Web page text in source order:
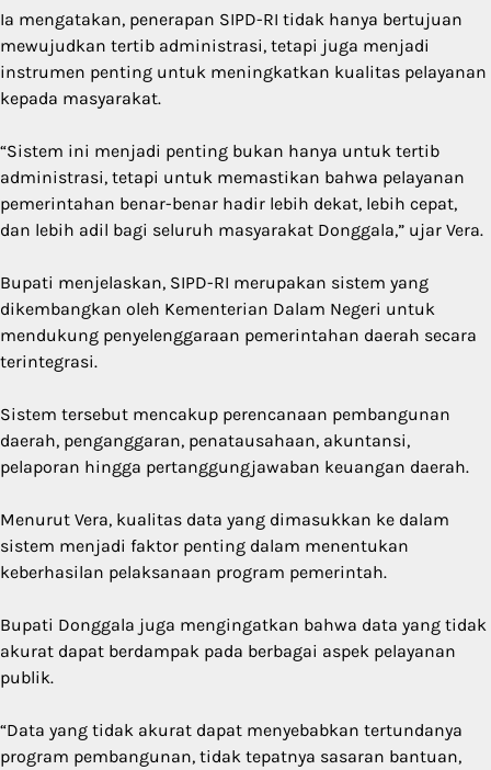
Ia mengatakan, penerapan SIPD-RI tidak hanya bertujuan
mewujudkan tertib administrasi, tetapi juga menjadi
instrumen penting untuk meningkatkan kualitas pelayanan
kepada masyarakat.
“Sistem ini menjadi penting bukan hanya untuk tertib
administrasi, tetapi untuk memastikan bahwa pelayanan
pemerintahan benar-benar hadir lebih dekat, lebih cepat,
dan lebih adil bagi seluruh masyarakat Donggala,” ujar Vera.
Bupati menjelaskan, SIPD-RI merupakan sistem yang
dikembangkan oleh Kementerian Dalam Negeri untuk
mendukung penyelenggaraan pemerintahan daerah secara
terintegrasi.
Sistem tersebut mencakup perencanaan pembangunan
daerah, penganggaran, penatausahaan, akuntansi,
pelaporan hingga pertanggungjawaban keuangan daerah.
Menurut Vera, kualitas data yang dimasukkan ke dalam
sistem menjadi faktor penting dalam menentukan
keberhasilan pelaksanaan program pemerintah.
Bupati Donggala juga mengingatkan bahwa data yang tidak
akurat dapat berdampak pada berbagai aspek pelayanan
publik.
“Data yang tidak akurat dapat menyebabkan tertundanya
program pembangunan, tidak tepatnya sasaran bantuan,